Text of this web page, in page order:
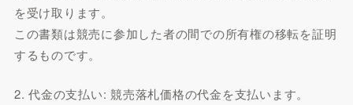
を受け取ります。
この書類は競売に参加した者の間での所有権の移転を証明
するものです。
2. 代金の支払い: 競売落札価格の代金を支払います。